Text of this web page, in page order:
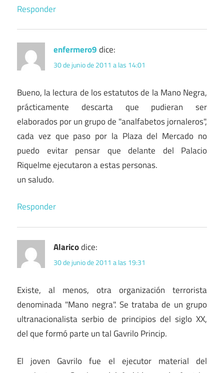
Responder
enfermero9dice:
30 de junio de 2011 a las 14:01
Bueno, la lectura de los estatutos de la Mano Negra,
prácticamente descarta que pudieran ser
elaborados por un grupo de "analfabetos jornaleros",
cada vez que paso por la Plaza del Mercado no
puedo evitar pensar que delante del Palacio
Riquelme ejecutaron a estas personas.
un saludo.
Responder
Alaricodice:
30 de junio de 2011 a las 19:31
Existe, al menos, otra organización terrorista
denominada "Mano negra". Se trataba de un grupo
ultranacionalista serbio de principios del siglo XX,
del que formó parte un tal Gavrilo Princip.
El joven Gavrilo fue el ejecutor material del